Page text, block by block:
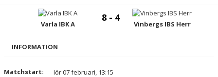
BILDGALLERI
Varla IBK A
8 - 4
Vinbergs IBS Herr
INFORMATION
Matchstart:
lör 07 februari, 13:15